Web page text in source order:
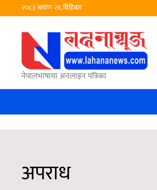
२०८३ श्रावण २१, बिहिबार
नेपालभाषाया अनलाइन पत्रिका
अपराध